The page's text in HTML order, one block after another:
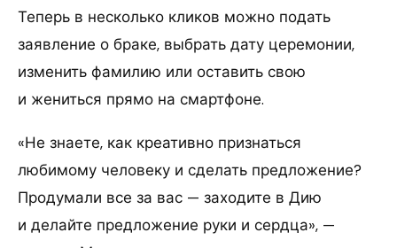
Теперь в несколько кликов можно подать
заявление о браке, выбрать дату церемонии,
изменить фамилию или оставить свою
и жениться прямо на смартфоне.
«Не знаете, как креативно признаться
любимому человеку и сделать предложение?
Продумали все за вас — заходите в Дию
и делайте предложение руки и сердца», —